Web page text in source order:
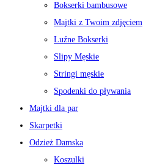
Bokserki bambusowe
Majtki z Twoim zdjęciem
Luźne Bokserki
Slipy Męskie
Stringi męskie
Spodenki do pływania
Majtki dla par
Skarpetki
Odzież Damska
Koszulki